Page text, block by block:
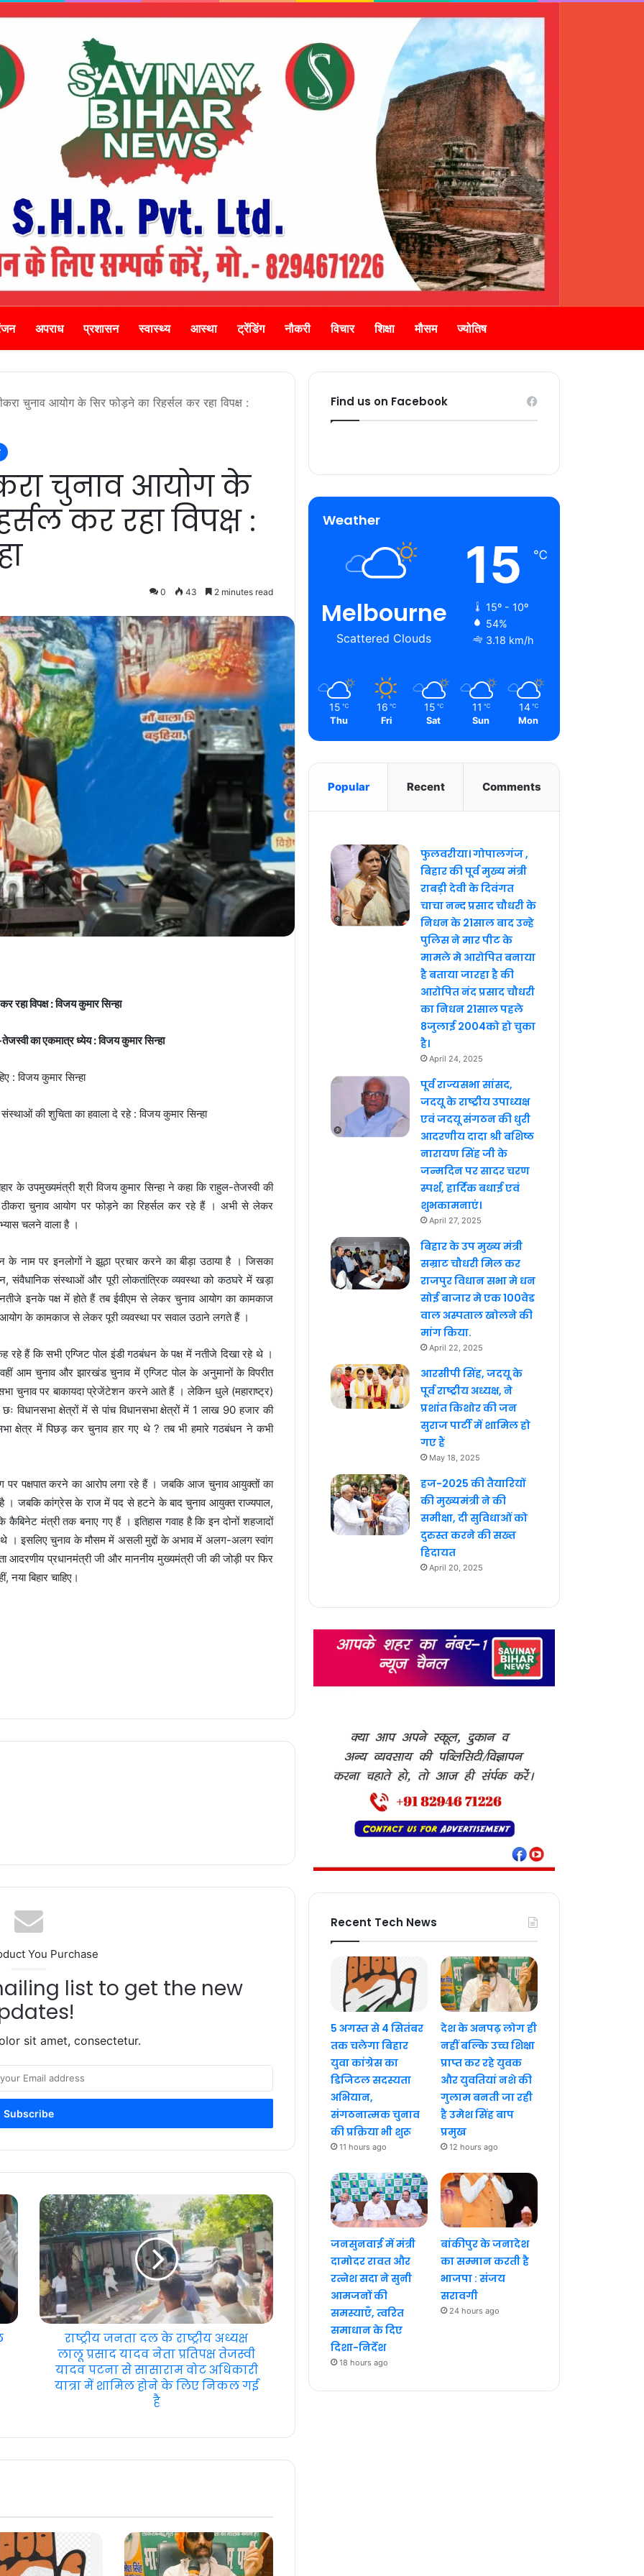
अपराध प्रशासन स्वास्थ्य आस्था ट्रेंडिंग नौकरी विचार शिक्षा मौसम ज्योतिष
चुनाव आयोग के सिर फोड़ने का रिहर्सल कर रहा विपक्ष :
चुनाव आयोग के
कर रहा विपक्ष :
0 43 2 minutes read
रहा विपक्ष : विजय कुमार सिन्हा
का एकमात्र ध्येय : विजय कुमार सिन्हा
: विजय कुमार सिन्हा
की शुचिता का हवाला दे रहे : विजय कुमार सिन्हा
के उपमुख्यमंत्री श्री विजय कुमार सिन्हा ने कहा कि राहुल-तेजस्वी की
ठीकरा चुनाव आयोग पर फोड़ने का रिहर्सल कर रहे हैं । अभी से लेकर
चलने वाला है ।
नाम पर इनलोगों ने झूठा प्रचार करने का बीड़ा उठाया है । जिसका
संवैधानिक संस्थाओं और पूरी लोकतांत्रिक व्यवस्था को कठघरे में खड़ा
इनके पक्ष में होते हैं तब ईवीएम से लेकर चुनाव आयोग का कामकाज
के कामकाज से लेकर पूरी व्यवस्था पर सवाल उठाने लगते हैं ।
रहे हैं कि सभी एग्जिट पोल इंडी गठबंधन के पक्ष में नतीजे दिखा रहे थे ।
आम चुनाव और झारखंड चुनाव में एग्जिट पोल के अनुमानों के विपरीत
चुनाव पर बाकायदा प्रेजेंटेशन करने आते हैं । लेकिन धुले (महाराष्ट्र)
विधानसभा क्षेत्रों में से पांच विधानसभा क्षेत्रों में 1 लाख 90 हजार की
क्षेत्र में पिछड़ कर चुनाव हार गए थे ? तब भी हमारे गठबंधन ने कभी
पर पक्षपात करने का आरोप लगा रहे हैं । जबकि आज चुनाव आयुक्तों का
है । जबकि कांग्रेस के राज में पद से हटने के बाद चुनाव आयुक्त राज्यपाल,
कैबिनेट मंत्री तक बनाए गए हैं । इतिहास गवाह है कि इन दोनों शहजादों
थे । इसलिए चुनाव के मौसम में असली मुद्दों के अभाव में अलग-अलग स्वांग
प्रधानमंत्री जी और माननीय मुख्यमंत्री जी की जोड़ी पर फिर
नया बिहार चाहिए।
You Purchase
list to get the new
sit amet, consectetur.
राष्ट्रीय जनता दल के राष्ट्रीय अध्यक्ष
लालू प्रसाद यादव नेता प्रतिपक्ष तेजस्वी
यादव पटना से सासाराम वोट अधिकारी
यात्रा में शामिल होने के लिए निकल गई
है
Find us on Facebook
Weather
Melbourne
Scattered Clouds
15 ℃
15º - 10º
54%
3.18 km/h
15 ℃
Thu
16 ℃
Fri
15 ℃
Sat
11 ℃
Sun
14 ℃
Mon
Popular Recent Comments
फुलवरीया। गोपालगंज ,
बिहार की पूर्व मुख्य मंत्री
राबड़ी देवी के दिवंगत
चाचा नन्द प्रसाद चौधरी के
निधन के 21साल बाद उन्हे
पुलिस ने मार पीट के
मामले मे आरोपित बनाया
है बताया जारहा है की
आरोपित नंद प्रसाद चौधरी
का निधन 21साल पहले
8जुलाई 2004को हो चुका
है।
April 24, 2025
पूर्व राज्यसभा सांसद,
जदयू के राष्ट्रीय उपाध्यक्ष
एवं जदयू संगठन की धुरी
आदरणीय दादा श्री बशिष्ठ
नारायण सिंह जी के
जन्मदिन पर सादर चरण
स्पर्श, हार्दिक बधाई एवं
शुभकामनाएं।
April 27, 2025
बिहार के उप मुख्य मंत्री
सम्राट चौधरी मिल कर
राजपुर विधान सभा मे धन
सोई बाजार मे एक 100वेड
वाल अस्पताल खोलने की
मांग किया.
April 22, 2025
आरसीपी सिंह, जदयू के
पूर्व राष्ट्रीय अध्यक्ष, ने
प्रशांत किशोर की जन
सुराज पार्टी में शामिल हो
गए हैं
May 18, 2025
हज-2025 की तैयारियों
की मुख्यमंत्री ने की
समीक्षा, दी सुविधाओं को
दुरुस्त करने की सख्त
हिदायत
April 20, 2025
Recent Tech News
5 अगस्त से 4 सितंबर
तक चलेगा बिहार
युवा कांग्रेस का
डिजिटल सदस्यता
अभियान,
संगठनात्मक चुनाव
की प्रक्रिया भी शुरू
11 hours ago
देश के अनपढ़ लोग ही
नहीं बल्कि उच्च शिक्षा
प्राप्त कर रहे युवक
और युवतियां नशे की
गुलाम बनती जा रही
है उमेश सिंह बाप
प्रमुख
12 hours ago
जनसुनवाई में मंत्री
दामोदर रावत और
रत्नेश सदा ने सुनी
आमजनों की
समस्याएँ, त्वरित
समाधान के दिए
दिशा-निर्देश
18 hours ago
बांकीपुर के जनादेश
का सम्मान करती है
भाजपा : संजय
सरावगी
24 hours ago